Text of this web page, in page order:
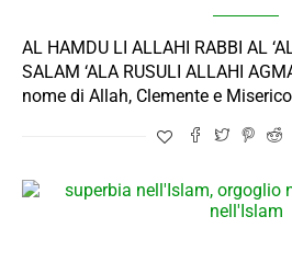
AL HAMDU LI ALLAHI RABBI AL
SALAM ‘ALA RUSULI ALLAHI
nome di Allah, Clemente e